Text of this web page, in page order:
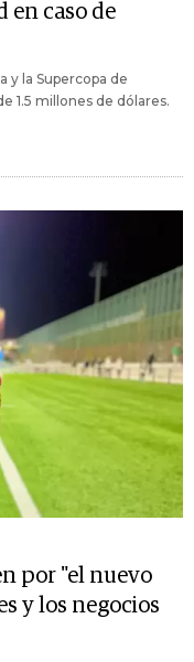
en caso de
y la Supercopa de
1.5 millones de dólares.
por "el nuevo
y los negocios